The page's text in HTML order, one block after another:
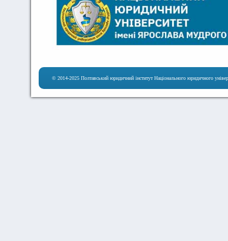
© 2014-2025 Полтавський юридичний інститут Національного юридичного